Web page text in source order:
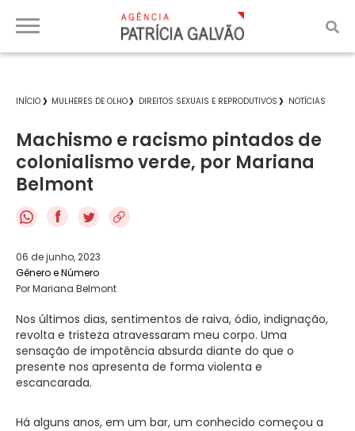
INÍCIO MULHERES DE OLHO DIREITOS SEXUAIS E REPRODUTIVOS NOTÍCIAS
Machismo e racismo pintados de
colonialismo verde, por Mariana
Belmont
f
06 de junho, 2023
Gênero e Número
Por Mariana Belmont
Nos últimos dias, sentimentos de raiva, ódio, indignação,
revolta e tristeza atravessaram meu corpo. Uma
sensação de impotência absurda diante do que o
presente nos apresenta de forma violenta e
escancarada.
Há alguns anos, em um bar, um conhecido começou a